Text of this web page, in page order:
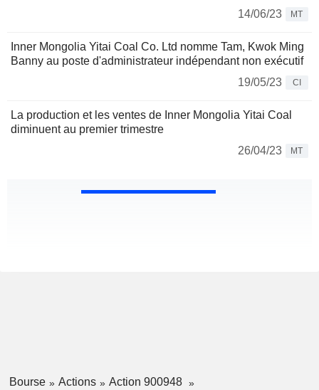
14/06/23
MT
Inner Mongolia Yitai Coal Co. Ltd nomme Tam, Kwok Ming
Banny au poste d'administrateur indépendant non exécutif
19/05/23
CI
La production et les ventes de Inner Mongolia Yitai Coal
diminuent au premier trimestre
26/04/23
MT
Bourse Actions
Action 900948